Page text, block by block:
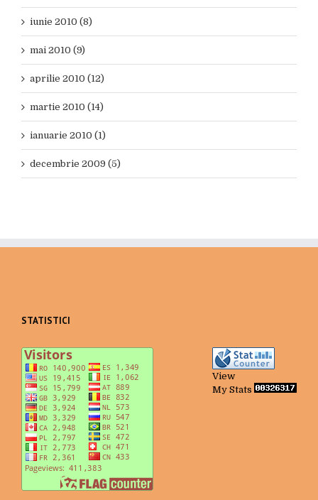
iunie 2010 (8)
mai 2010 (9)
aprilie 2010 (12)
martie 2010 (14)
ianuarie 2010 (1)
decembrie 2009 (5)
STATISTICI
View
My Stats